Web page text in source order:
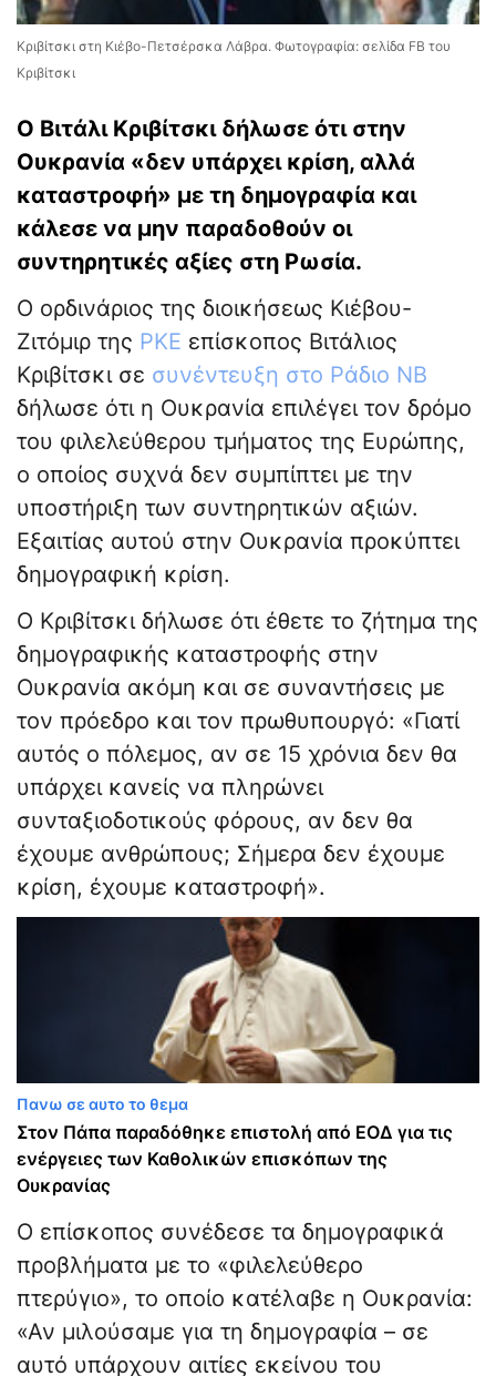
Κριβίτσκι στη Κιέβο-Πετσέρσκα Λάβρα. Φωτογραφία: σελίδα FB του
Κριβίτσκι
Ο Βιτάλι Κριβίτσκι δήλωσε ότι στην
Ουκρανία «δεν υπάρχει κρίση, αλλά
καταστροφή» με τη δημογραφία και
κάλεσε να μην παραδοθούν οι
συντηρητικές αξίες στη Ρωσία.
Ο ορδινάριος της διοικήσεως Κιέβου-
Ζιτόμιρ της ΡΚΕ επίσκοπος Βιτάλιος
Κριβίτσκι σε συνέντευξη στο Ράδιο ΝΒ
δήλωσε ότι η Ουκρανία επιλέγει τον δρόμο
του φιλελεύθερου τμήματος της Ευρώπης,
ο οποίος συχνά δεν συμπίπτει με την
υποστήριξη των συντηρητικών αξιών.
Εξαιτίας αυτού στην Ουκρανία προκύπτει
δημογραφική κρίση.
Ο Κριβίτσκι δήλωσε ότι έθετε το ζήτημα της
δημογραφικής καταστροφής στην
Ουκρανία ακόμη και σε συναντήσεις με
τον πρόεδρο και τον πρωθυπουργό: «Γιατί
αυτός ο πόλεμος, αν σε 15 χρόνια δεν θα
υπάρχει κανείς να πληρώνει
συνταξιοδοτικούς φόρους, αν δεν θα
έχουμε ανθρώπους; Σήμερα δεν έχουμε
κρίση, έχουμε καταστροφή».
Πανω σε αυτο το θεμα
Στον Πάπα παραδόθηκε επιστολή από ΕΟΔ για τις
ενέργειες των Καθολικών επισκόπων της
Ουκρανίας
Ο επίσκοπος συνέδεσε τα δημογραφικά
προβλήματα με το «φιλελεύθερο
πτερύγιο», το οποίο κατέλαβε η Ουκρανία:
«Αν μιλούσαμε για τη δημογραφία – σε
αυτό υπάρχουν αιτίες εκείνου του